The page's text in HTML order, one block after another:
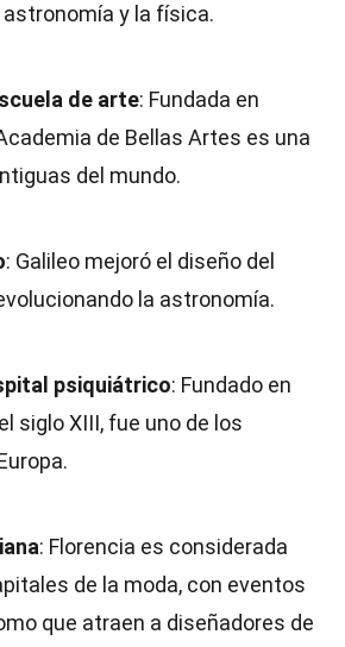
astronomía y la física.
de arte: Fundada en
de Bellas Artes es una
del mundo.
: Galileo mejoró el diseño del
la astronomía.
psiquiátrico: Fundado en
siglo XIII, fue uno de los
: Florencia es considerada
de la moda, con eventos
que atraen a diseñadores de